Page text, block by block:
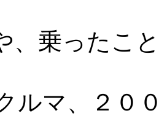
、乗ったこ
ルマ、２０